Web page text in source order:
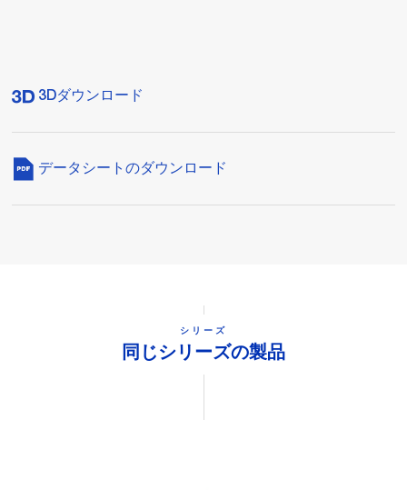
3Dダウンロード
データシートのダウンロード
シリーズ
同じシリーズの製品